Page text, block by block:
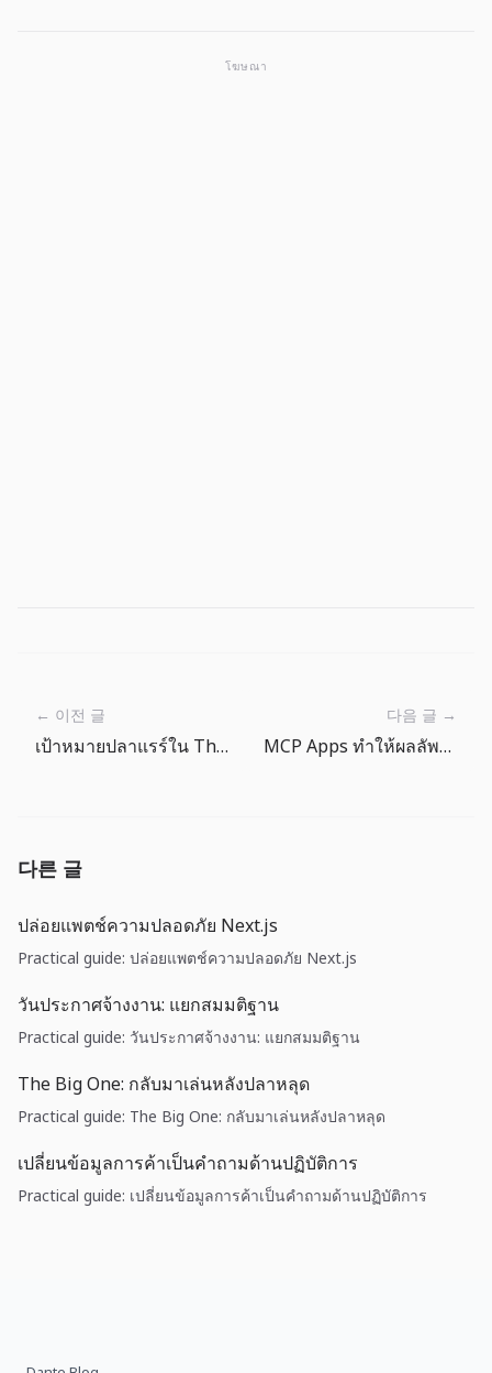
โฆษณา
← 이전 글
เป้าหมายปลาแรร์ใน The Big One: ทำไมอุปกรณ์จึงสำคัญ
다음 글 →
MCP Apps ทำให้ผลลัพธ์ของเอเจนต์กลายเป็นหน้าจอผลิตภัณฑ์
다른 글
ปล่อยแพตช์ความปลอดภัย Next.js
Practical guide: ปล่อยแพตช์ความปลอดภัย Next.js
วันประกาศจ้างงาน: แยกสมมติฐาน
Practical guide: วันประกาศจ้างงาน: แยกสมมติฐาน
The Big One: กลับมาเล่นหลังปลาหลุด
Practical guide: The Big One: กลับมาเล่นหลังปลาหลุด
เปลี่ยนข้อมูลการค้าเป็นคำถามด้านปฏิบัติการ
Practical guide: เปลี่ยนข้อมูลการค้าเป็นคำถามด้านปฏิบัติการ